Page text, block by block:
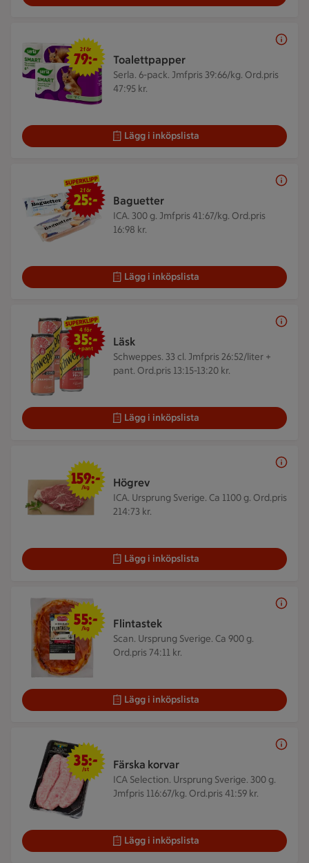
Toalettpapper
Serla. 6-pack. Jmfpris 39:66/kg. Ord.pris
47:95 kr.
2 för 79 kr
2 för
79:-
Lägg i inköpslista
Baguetter
ICA. 300 g. Jmfpris 41:67/kg. Ord.pris
16:98 kr.
2 för 25 kr
2 för
25:-
Lägg i inköpslista
Läsk
Schweppes. 33 cl. Jmfpris 26:52/liter +
pant. Ord.pris 13:15-13:20 kr.
4 för 35 kr
4 för
35:-
+pant
Lägg i inköpslista
Högrev
ICA. Ursprung Sverige. Ca 1100 g. Ord.pris
214:73 kr.
159 kr/kg
159:-
/kg
Lägg i inköpslista
Flintastek
Scan. Ursprung Sverige. Ca 900 g.
Ord.pris 74:11 kr.
55 kr/kg
55:-
/kg
Lägg i inköpslista
Färska korvar
ICA Selection. Ursprung Sverige. 300 g.
Jmfpris 116:67/kg. Ord.pris 41:59 kr.
35 kr/st
35:-
/st
Lägg i inköpslista